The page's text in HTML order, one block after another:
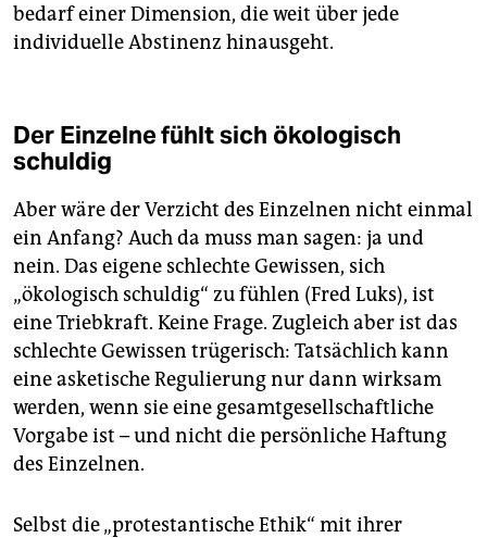
bedarf einer Dimension, die weit über jede
individuelle Abstinenz hinausgeht.
Der Einzelne fühlt sich ökologisch
schuldig
Aber wäre der Verzicht des Einzelnen nicht einmal
ein Anfang? Auch da muss man sagen: ja und
nein. Das eigene schlechte Gewissen, sich
„ökologisch schuldig“ zu fühlen (Fred Luks), ist
eine Triebkraft. Keine Frage. Zugleich aber ist das
schlechte Gewissen trügerisch: Tatsächlich kann
eine asketische Regulierung nur dann wirksam
werden, wenn sie eine gesamtgesellschaftliche
Vorgabe ist – und nicht die persönliche Haftung
des Einzelnen.
Selbst die „protestantische Ethik“ mit ihrer